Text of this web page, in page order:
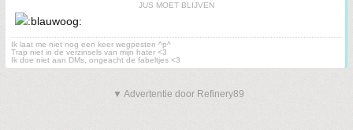
JUS MOET BLIJVEN
Ik laat me niet nog een keer wegpesten ^p^
Trap niet in de verzinsels van mijn hater <3
Ik doe niet aan DMs, ongeacht de fabeltjes <3
▼ Advertentie door Refinery89